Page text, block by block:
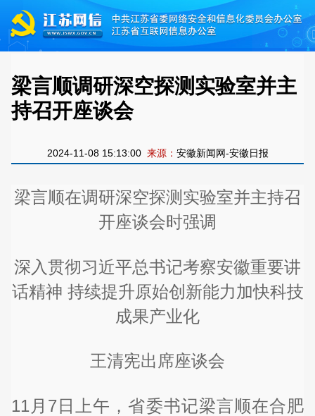
梁言顺调研深空探测实验室并主
持召开座谈会
2024-11-08 15:13:00 来源： 安徽新闻网-安徽日报
梁言顺在调研深空探测实验室并主持召
开座谈会时强调
深入贯彻习近平总书记考察安徽重要讲
话精神 持续提升原始创新能力加快科技
成果产业化
王清宪出席座谈会
11月7日上午，省委书记梁言顺在合肥